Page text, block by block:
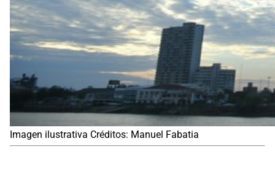
Imagen ilustrativa Créditos: Manuel Fabatia